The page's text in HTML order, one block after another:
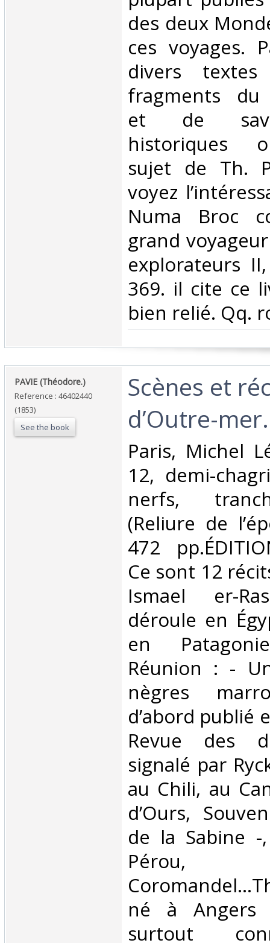
des deux
ces voyages.
divers
fragments du
et de
historiques
sujet de Th.
voyez
Numa Broc
grand
explorateurs
369. il cite ce
bien relié. Qq.
‎PAVIE (Théodore.)‎
Reference : 46402440
(1853)
See the book
‎Scènes et
d’Outre-mer.‎
‎Paris, Michel
12, demi-
nerfs,
(Reliure de
472
Ce sont 12
Ismael er-
déroule en
en
Réunion : -
nègres
d’abord publié
Revue des
signalé par
au Chili, au
d’Ours,
de la Sabine
Pérou,
né à
surtout